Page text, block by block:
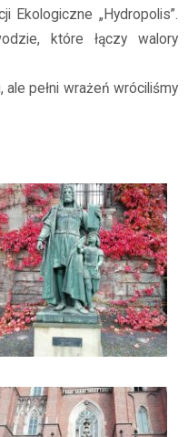
Ekologiczne „Hydropolis”.
które łączy walory
pełni wrażeń wróciliśmy